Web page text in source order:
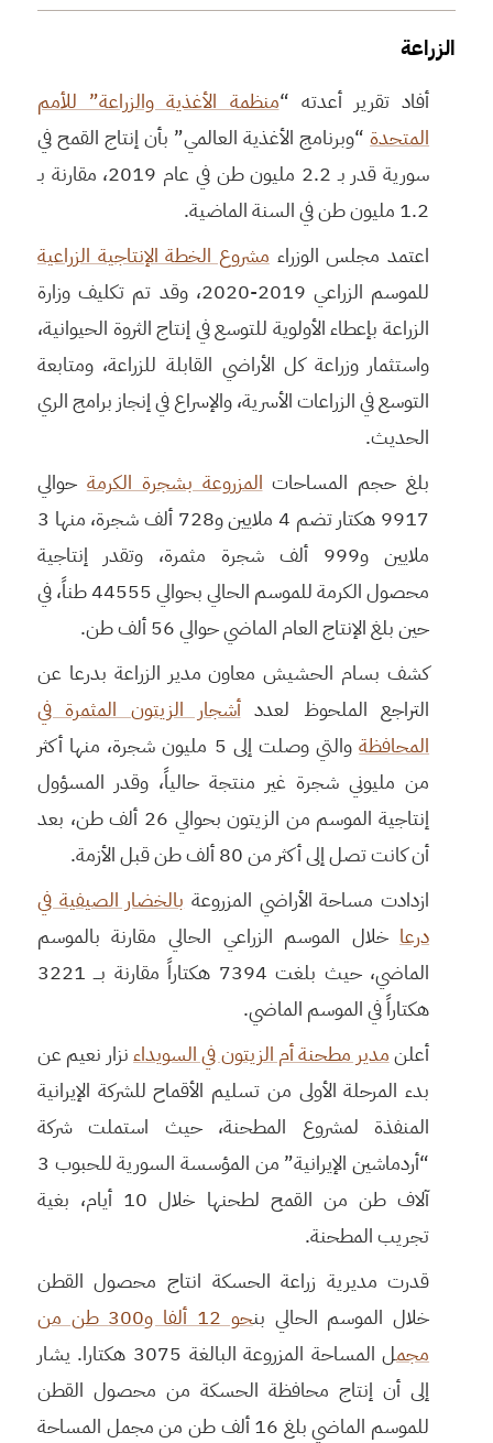
الزراعة
أفاد تقرير أعدته “منظمة الأغذية والزراعة” للأمم
المتحدة“وبرنامج الأغذية العالمي” بأن إنتاج القمح في
سورية قدر بـ 2.2 مليون طن في عام 2019، مقارنة بـ
1.2 مليون طن في السنة الماضية.
اعتمد مجلس الوزراء مشروع الخطة الإنتاجية الزراعية
للموسم الزراعي 2019-2020، وقد تم تكليف وزارة
الزراعة بإعطاء الأولوية للتوسع في إنتاج الثروة الحيوانية،
واستثمار وزراعة كل الأراضي القابلة للزراعة، ومتابعة
التوسع في الزراعات الأسرية، والإسراع في إنجاز برامج الري
الحديث.
بلغ حجم المساحاتالمزروعة بشجرة الكرمة حوالي
9917 هكتار تضم 4 ملايين و728 ألف شجرة، منها 3
ملايين و999 ألف شجرة مثمرة، وتقدر إنتاجية
محصول الكرمة للموسم الحالي بحوالي 44555 طناً، في
حين بلغ الإنتاج العام الماضي حوالي 56 ألف طن.
كشف بسام الحشيش معاون مدير الزراعة بدرعا عن
التراجع الملحوظ لعددأشجار الزيتون المثمرة في
المحافظة
والتي وصلت إلى 5 مليون شجرة، منها أكثر
من مليوني شجرة غير منتجة حالياً، وقدر المسؤول
إنتاجية الموسم من الزيتون بحوالي 26 ألف طن، بعد
أن كانت تصل إلى أكثر من 80 ألف طن قبل الأزمة.
ازدادت مساحة الأراضي المزروعةبالخضار الصيفية في
درعاخلال الموسم الزراعي الحالي مقارنة بالموسم
الماضي، حيث بلغت 7394 هكتاراً مقارنة بـــ 3221
هكتاراً في الموسم الماضي.
أعلنمدير مطحنة أم الزيتون في السويداءنزار نعيم عن
بدء المرحلة الأولى من تسليم الأقماح للشركة الإيرانية
المنفذة لمشروع المطحنة، حيث استملت شركة
“أردماشين الإيرانية” من المؤسسة السورية للحبوب 3
آلاف طن من القمح لطحنها خلال 10 أيام، بغية
تجريب المطحنة.
قدرت مديرية زراعة الحسكة انتاج محصول القطن
خلال الموسم الحالي بن
حو 12 ألفا و300 طن من
مجم
ل المساحة المزروعة البالغة 3075 هكتارا. يشار
إلى أن إنتاج محافظة الحسكة من محصول القطن
للموسم الماضي بلغ 16 ألف طن من مجمل المساحة